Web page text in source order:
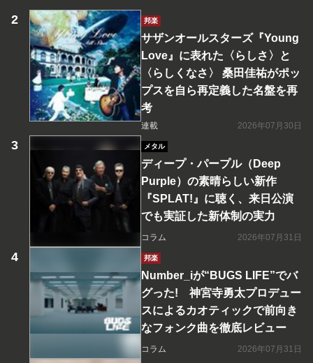
邦楽
サザンオールスターズ『Young
Love』に表れた〈らしさ〉と
〈らしくなさ〉 桑田佳祐がポッ
プスを自ら再定義した名盤を再
考
連載 2026年07月30日
メタル
ディープ・パープル（Deep
Purple）の素晴らしい新作
『SPLAT!』に聴く、来日公演
でも実証した新体制の実力
コラム 2026年07月31日
邦楽
Number_iが“BUGS LIFE”でバ
グった! 神宮寺勇太プロデュー
スによるカオティックで前向き
なフォンク曲を徹底レビュー
コラム 2026年07月31日